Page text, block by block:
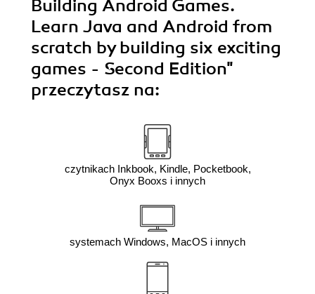
Building Android Games.
Learn Java and Android from
scratch by building six exciting
games - Second Edition"
przeczytasz na:
czytnikach Inkbook, Kindle, Pocketbook,
Onyx Booxs i innych
systemach Windows, MacOS i innych